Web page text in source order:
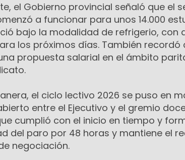
el Gobierno provincial señaló que el
a funcionar para unos 14.000
bajo la modalidad de refrigerio, con
los próximos días. También recordó
propuesta salarial en el ámbito
el ciclo lectivo 2026 se puso en
entre el Ejecutivo y el gremio
cumplió con el inicio en tiempo y
del paro por 48 horas y mantiene el
negociación.